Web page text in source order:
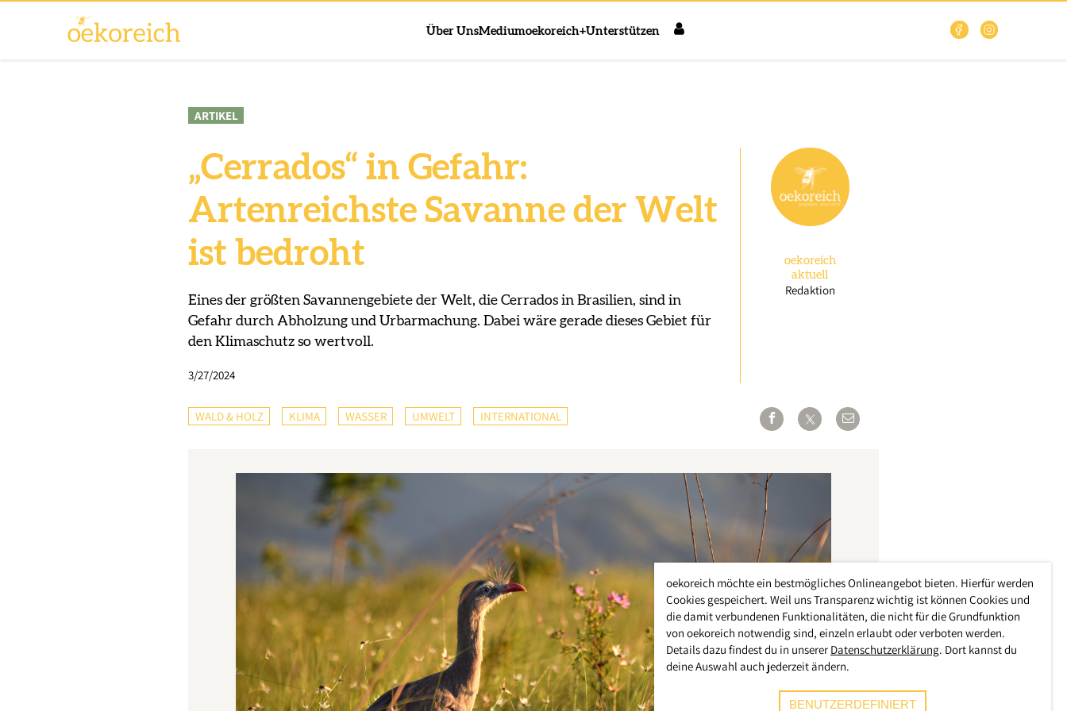
Über UnsMediumoekoreich+Unterstützen
ARTIKEL
„Cerrados“ in Gefahr:
Artenreichste Savanne der Welt
ist bedroht
Eines der größten Savannengebiete der Welt, die Cerrados in Brasilien, sind in
Gefahr durch Abholzung und Urbarmachung. Dabei wäre gerade dieses Gebiet für
den Klimaschutz so wertvoll.
3/27/2024
oekoreich
aktuell
Redaktion
WALD & HOLZ KLIMA WASSER UMWELT INTERNATIONAL
oekoreich möchte ein bestmögliches Onlineangebot bieten. Hierfür werden
Cookies gespeichert. Weil uns Transparenz wichtig ist können Cookies und
die damit verbundenen Funktionalitäten, die nicht für die Grundfunktion
von oekoreich notwendig sind, einzeln erlaubt oder verboten werden.
Details dazu findest du in unserer Datenschutzerklärung. Dort kannst du
deine Auswahl auch jederzeit ändern.
BENUTZERDEFINIERT